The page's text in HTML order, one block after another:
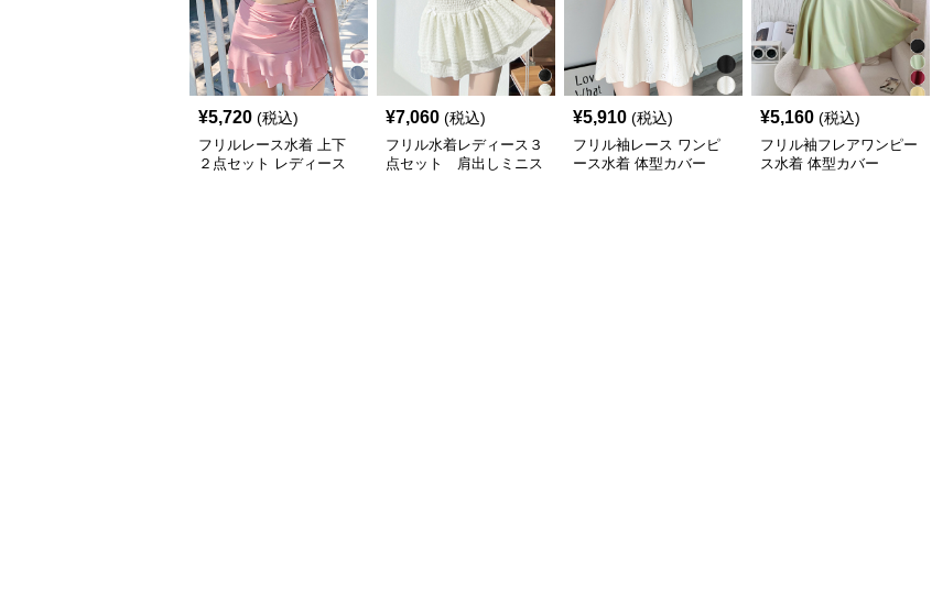
¥5,720 (税込)
フリルレース水着 上下
２点セット レディース
¥7,060 (税込)
フリル水着レディース３
点セット 肩出しミニス
¥5,910 (税込)
フリル袖レース ワンピ
ース水着 体型カバー
¥5,160 (税込)
フリル袖フレアワンピー
ス水着 体型カバー